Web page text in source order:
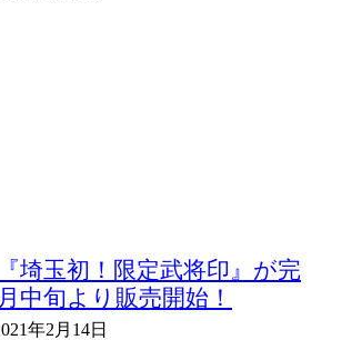
埼玉初！限定武将印』が完
中旬より販売開始！
年2月14日